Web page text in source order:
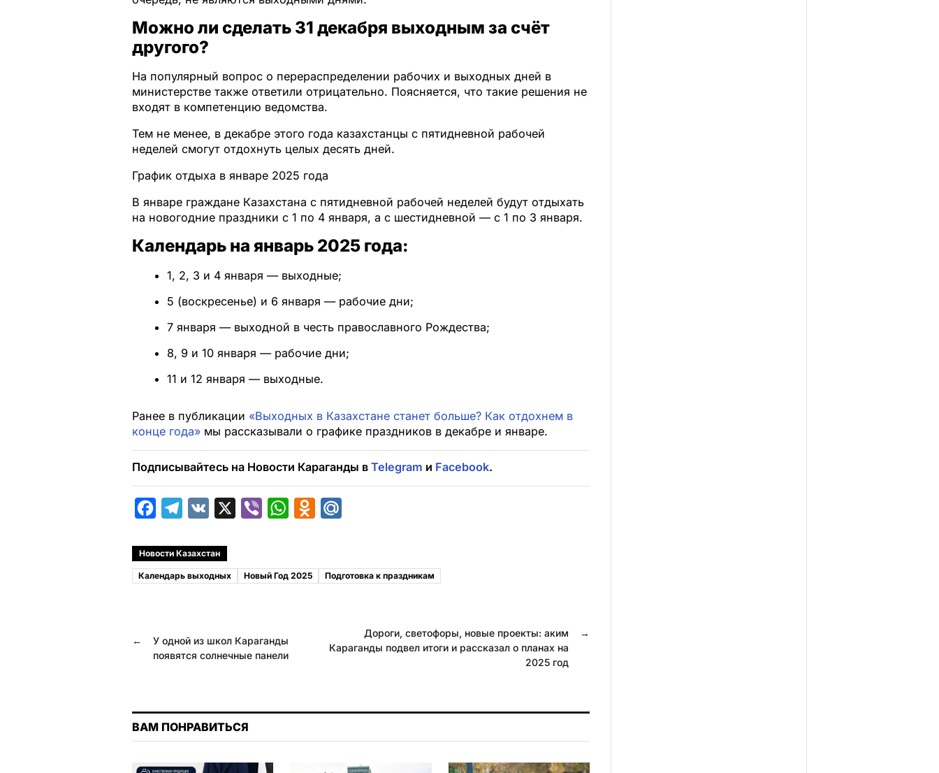
Можно ли сделать 31 декабря выходным за счёт
другого?
На популярный вопрос о перераспределении рабочих и выходных дней в
министерстве также ответили отрицательно. Поясняется, что такие решения не
входят в компетенцию ведомства.
Тем не менее, в декабре этого года казахстанцы с пятидневной рабочей
неделей смогут отдохнуть целых десять дней.
График отдыха в январе 2025 года
В январе граждане Казахстана с пятидневной рабочей неделей будут отдыхать
на новогодние праздники с 1 по 4 января, а с шестидневной — с 1 по 3 января.
Календарь на январь 2025 года:
1, 2, 3 и 4 января — выходные;
5 (воскресенье) и 6 января — рабочие дни;
7 января — выходной в честь православного Рождества;
8, 9 и 10 января — рабочие дни;
11 и 12 января — выходные.
Ранее в публикации «Выходных в Казахстане станет больше? Как отдохнем в
конце года» мы рассказывали о графике праздников в декабре и январе.
Подписывайтесь на Новости Караганды в Telegram и Facebook.
c
e
o
k
l
e
a
m
e
W
t
o
i
k
l
Новости Казахстан
Календарь выходных Новый Год 2025 Подготовка к праздникам
←
У одной из школ Караганды
появятся солнечные панели
→
Дороги, светофоры, новые проекты: аким
Караганды подвел итоги и рассказал о планах на
2025 год
ВАМ ПОНРАВИТЬСЯ